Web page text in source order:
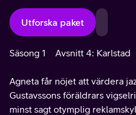
Utforska paket
Säsong 1 Avsnitt 4: Karlstad
Agneta får nöjet att värdera
Gustavssons föräldrars
minst sagt otymplig